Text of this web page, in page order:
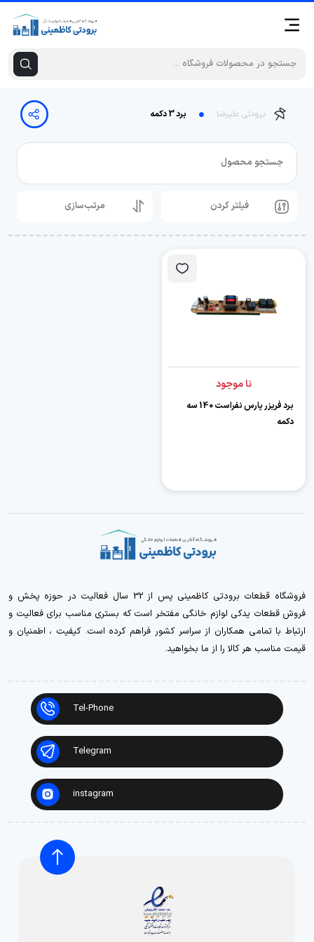
برودتی علیرضا برد 3 دکمه
جستجو محصول
فیلتر کردن مرتب‌سازی
نا موجود
برد فریزر پارس نفراست 140 سه
دکمه
فروشگاه قطعات برودتی کاظمینی پس از 32 سال فعالیت در حوزه پخش و
فروش قطعات یدکی لوازم خانگی مفتخر است که بستری مناسب برای فعالیت و
ارتباط با تمامی همکاران از سراسر کشور فراهم کرده است. کیفیت ، اطمنیان و
قیمت مناسب هر کالا را از ما بخواهید.
Tel-Phone
Telegram
instagram